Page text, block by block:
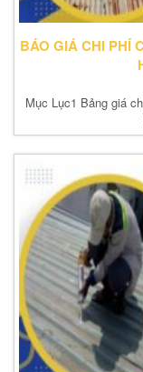
BÁO GIÁ CHI PHÍ
Mục Lục1 Bảng giá